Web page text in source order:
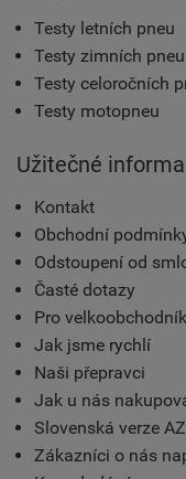
Testy letních pneu
Testy zimních pneu
Testy celoročních
Testy motopneu
Užitečné
Kontakt
Obchodní
Odstoupení od
Časté dotazy
Pro
Jak jsme rychlí
Naši přepravci
Jak u nás
Slovenská verze
Zákazníci o nás